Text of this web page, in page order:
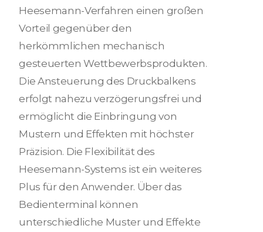
Heesemann-Verfahren einen großen
Vorteil gegenüber den
herkömmlichen mechanisch
gesteuerten Wettbewerbsprodukten.
Die Ansteuerung des Druckbalkens
erfolgt nahezu verzögerungsfrei und
ermöglicht die Einbringung von
Mustern und Effekten mit höchster
Präzision. Die Flexibilität des
Heesemann-Systems ist ein weiteres
Plus für den Anwender. Über das
Bedienterminal können
unterschiedliche Muster und Effekte